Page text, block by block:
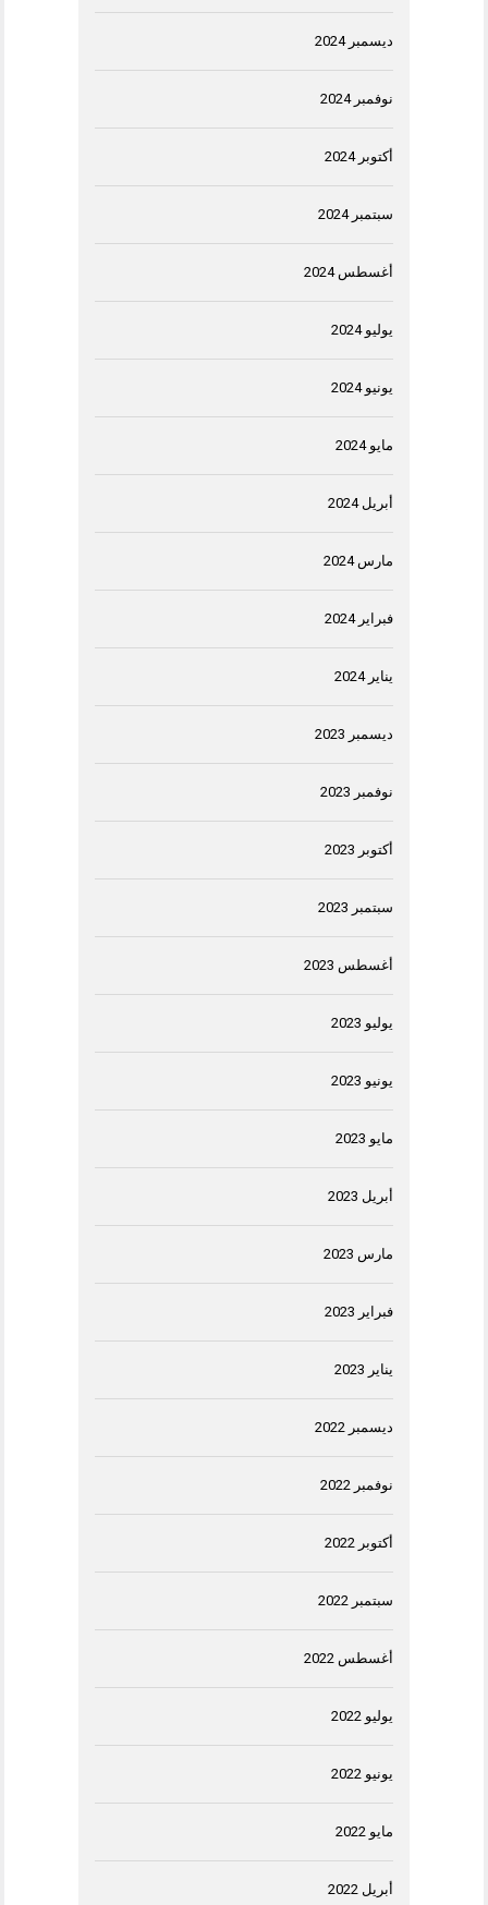
ديسمبر 2024
نوفمبر 2024
أكتوبر 2024
سبتمبر 2024
أغسطس 2024
يوليو 2024
يونيو 2024
مايو 2024
أبريل 2024
مارس 2024
فبراير 2024
يناير 2024
ديسمبر 2023
نوفمبر 2023
أكتوبر 2023
سبتمبر 2023
أغسطس 2023
يوليو 2023
يونيو 2023
مايو 2023
أبريل 2023
مارس 2023
فبراير 2023
يناير 2023
ديسمبر 2022
نوفمبر 2022
أكتوبر 2022
سبتمبر 2022
أغسطس 2022
يوليو 2022
يونيو 2022
مايو 2022
أبريل 2022